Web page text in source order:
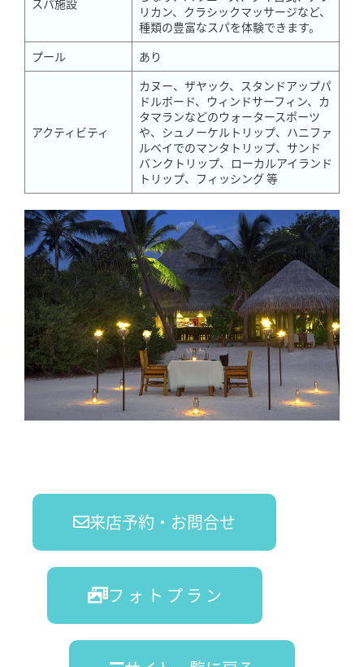
スパ施設
リカン、クラシックマッサージなど、
種類の豊富なスパを体験できます。
プール
あり
アクティビティ
カヌー、ザヤック、スタンドアップパ
ドルボード、ウィンドサーフィン、カ
タマランなどのウォータースポーツ
や、シュノーケルトリップ、ハニファ
ルベイでのマンタトリップ、サンド
バンクトリップ、ローカルアイランド
トリップ、フィッシング 等
来店予約・お問合せ
フ ォ ト プ ラ ン